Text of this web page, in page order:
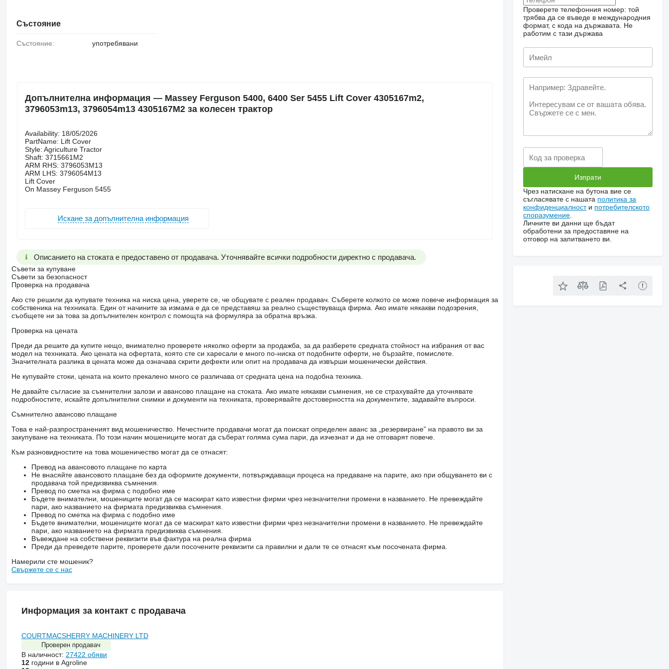
Състояние
Състояние: употребявани
Допълнителна информация — Massey Ferguson 5400, 6400 Ser 5455 Lift Cover 4305167m2,
3796053m13, 3796054m13 4305167M2 за колесен трактор
Availability: 18/05/2026
PartName: Lift Cover
Style: Agriculture Tractor
Shaft: 3715661M2
ARM RHS: 3796053M13
ARM LHS: 3796054M13
Lift Cover
On Massey Ferguson 5455
Искане за допълнителна информация
Описанието на стоката е предоставено от продавача. Уточнявайте всички подробности директно с продавача.
Съвети за купуване
Съвети за безопасност
Проверка на продавача
Ако сте решили да купувате техника на ниска цена, уверете се, че общувате с реален продавач. Съберете колкото се може повече информация за
собственика на техниката. Един от начините за измама е да се представяш за реално съществуваща фирма. Ако имате някакви подозрения,
съобщете ни за това за допълнителен контрол с помощта на формуляра за обратна връзка.
Проверка на цената
Преди да решите да купите нещо, внимателно проверете няколко оферти за продажба, за да разберете средната стойност на избрания от вас
модел на техниката. Ако цената на офертата, която сте си харесали е много по-ниска от подобните оферти, не бързайте, помислете.
Значителната разлика в цената може да означава скрити дефекти или опит на продавача да извърши мошенически действия.
Не купувайте стоки, цената на които прекалено много се различава от средната цена на подобна техника.
Не давайте съгласие за съмнителни залози и авансово плащане на стоката. Ако имате някакви съмнения, не се страхувайте да уточнявате
подробностите, искайте допълнителни снимки и документи на техниката, проверявайте достоверността на документите, задавайте въпроси.
Съмнително авансово плащане
Това е най-разпространеният вид мошеничество. Нечестните продавачи могат да поискат определен аванс за „резервиране” на правото ви за
закупуване на техниката. По този начин мошениците могат да съберат голяма сума пари, да изчезнат и да не отговарят повече.
Към разновидностите на това мошеничество могат да се отнасят:
Превод на авансовото плащане по карта
Не внасяйте авансовото плащане без да оформите документи, потвърждаващи процеса на предаване на парите, ако при общуването ви с
продавача той предизвиква съмнения.
Превод по сметка на фирма с подобно име
Бъдете внимателни, мошениците могат да се маскират като известни фирми чрез незначителни промени в названието. Не превеждайте
пари, ако названието на фирмата предизвиква съмнения.
Превод по сметка на фирма с подобно име
Бъдете внимателни, мошениците могат да се маскират като известни фирми чрез незначителни промени в названието. Не превеждайте
пари, ако названието на фирмата предизвиква съмнения.
Въвеждане на собствени реквизити във фактура на реална фирма
Преди да преведете парите, проверете дали посочените реквизити са правилни и дали те се отнасят към посочената фирма.
Намерили сте мошеник?
Свържете се с нас
Информация за контакт с продавача
COURTMACSHERRY MACHINERY LTD
Проверен продавач
В наличност: 27422 обяви
12години в Agroline
Проверете телефонния номер: той
трябва да се въведе в международния
формат, с кода на държавата.
Не
работим с тази държава
Чрез натискане на бутона вие се
съгласявате с нашата политика за
конфиденциалности потребителското
споразумение
Личните ви данни ще бъдат
обработени за предоставяне на
отговор на запитването ви.